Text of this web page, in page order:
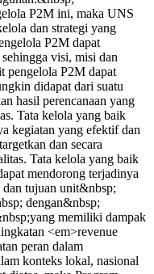
P2M ini, maka UNS
dan strategi yang
P2M dapat
visi, misi dan
pengelola P2M dapat
didapat dari suatu
hasil perencanaan yang
Tata kelola yang baik
kegiatan yang efektif dan
dan secara
Tata kelola yang baik
mendorong terjadinya
tujuan unit&nbsp;
dengan&nbsp;
memiliki dampak
<em>revenue
peran dalam
konteks lokal, nasional